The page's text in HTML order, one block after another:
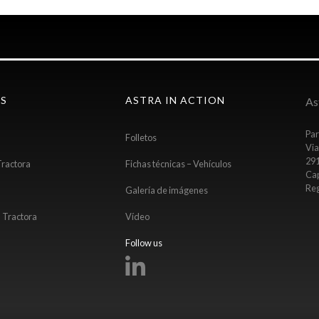
Tractora
ASTRA IN ACTION
Folletos
Fichas técnicas – Vehículos
Galería de imágenes
Vídeo
Follow us